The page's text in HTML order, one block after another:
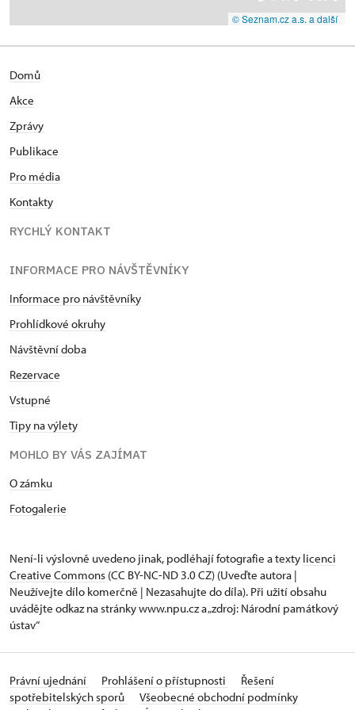
© Seznam.cz a.s. a další
Domů
Akce
Zprávy
Publikace
Pro média
Kontakty
RYCHLÝ KONTAKT
INFORMACE PRO NÁVŠTĚVNÍKY
Informace pro návštěvníky
Prohlídkové okruhy
Návštěvní doba
Rezervace
Vstupné
Tipy na výlety
MOHLO BY VÁS ZAJÍMAT
O zámku
Fotogalerie
Není-li výslovně uvedeno jinak, podléhají fotografie a texty licenci
Creative Commons (CC BY-NC-ND 3.0 CZ) (Uveďte autora |
Neužívejte dílo komerčně | Nezasahujte do díla). Při užití obsahu
uvádějte odkaz na stránky www.npu.cz a „zdroj: Národní památkový
ústav“
Právní ujednání Prohlášení o přístupnosti
Řešení
spotřebitelských sporů
Všeobecné obchodní podmínky